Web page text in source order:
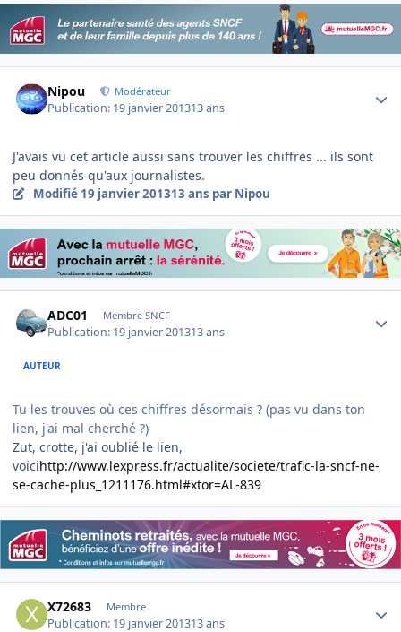
Nipou Modérateur
Publication: 19 janvier 201313 ans
J'avais vu cet article aussi sans trouver les chiffres ... ils sont
peu donnés qu'aux journalistes.
Modifié 19 janvier 201313 ans par Nipou
ADC01 Membre SNCF
Publication: 19 janvier 201313 ans
AUTEUR
Tu les trouves où ces chiffres désormais ? (pas vu dans ton
lien, j'ai mal cherché ?)
Zut, crotte, j'ai oublié le lien,
voicihttp://www.lexpress.fr/actualite/societe/trafic-la-sncf-ne-
se-cache-plus_1211176.html#xtor=AL-839
X72683 Membre
Publication: 19 janvier 201313 ans